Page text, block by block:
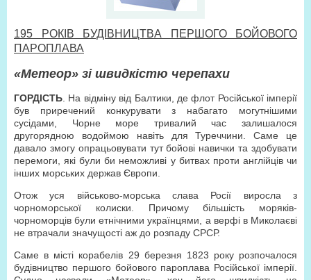
195 РОКІВ БУДІВНИЦТВA ПЕРШОГО БОЙОВОГО
ПАРОПЛАВА
«Метеор» зі швидкістю черепахи
ГОРДІСТЬ . На відміну від Балтики, де флот Російської імперії
був приречений конкурувати з набагато могутнішими
сусідами, Чорне море тривалий час залишалося
другорядною водоймою навіть для Туреччини. Саме це
давало змогу опрацьовувати тут бойові навички та здобувати
перемоги, які були би неможливі у битвах проти англійців чи
інших морських держав Європи.
Отож уся військово-морська слава Росії виросла з
чорноморської колиски. Причому більшість моряків-
чорноморців були етнічними українцями, а верфі в Миколаєві
не втрачали значущості аж до розпаду СРСР.
Саме в місті корабелів 29 березня 1823 року розпочалося
будівництво першого бойового пароплава Російської імперії.